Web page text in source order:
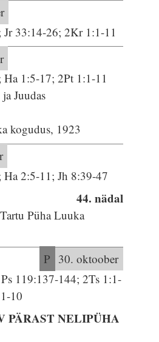
33:14-26; 2Kr 1:1-11
1:5-17; 2Pt 1:1-11
Juudas
kogudus, 1923
2:5-11; Jh 8:39-47
44. nädal
Püha Luuka
P 30. oktoober
119:137-144; 2Ts 1:1-
10
PÄRAST NELIPÜHA